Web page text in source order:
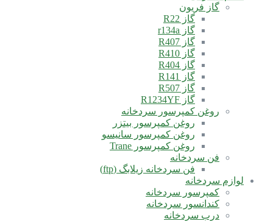
گاز فریون
گاز R22
گاز r134a
گاز R407
گاز R410
گاز R404
گاز R141
گاز R507
گاز R1234YF
روغن کمپرسور سردخانه
روغن کمپرسور بیتزر
روغن کمپرسور سانیسو
روغن کمپرسور Trane
فن سردخانه
فن سردخانه زیلابگ (ftp)
لوازم سردخانه
کمپرسور سردخانه
کندانسور سردخانه
درب سردخانه